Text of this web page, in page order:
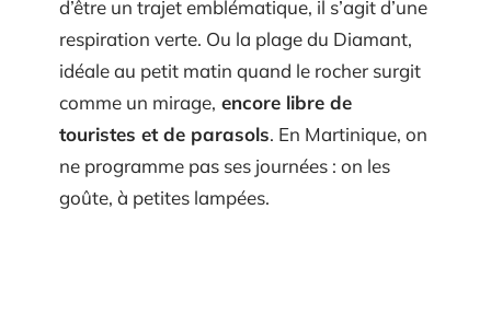
d’être un trajet emblématique, il s’agit d’une
respiration verte. Ou la plage du Diamant,
idéale au petit matin quand le rocher surgit
comme un mirage, encore libre de
touristes et de parasols. En Martinique, on
ne programme pas ses journées : on les
goûte, à petites lampées.